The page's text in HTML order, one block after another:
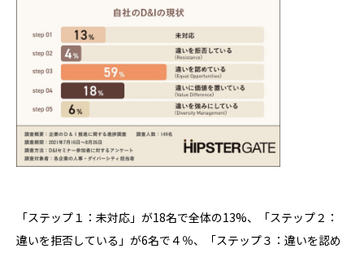
「ステップ１：未対応」が18名で全体の13%、「ステップ２：
違いを拒否している」が6名で４％、「ステップ３：違いを認め